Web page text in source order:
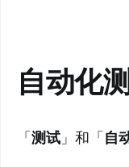
自动化
「测试 」和「自